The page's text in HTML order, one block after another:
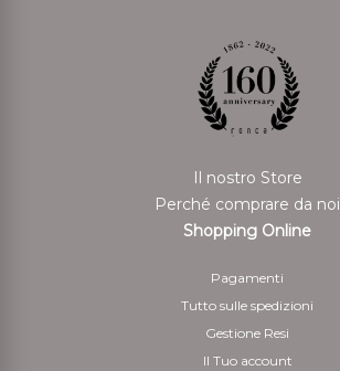
Il nostro Store
Perché comprare da noi
Shopping Online
Pagamenti
Tutto sulle spedizioni
Gestione Resi
Il Tuo account